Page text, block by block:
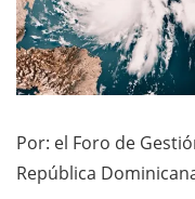
Por: el Foro de
República